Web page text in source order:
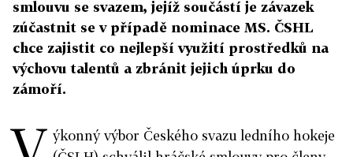
smlouvu se svazem, jejíž součástí je závazek
zúčastnit se v případě nominace MS. ČSHL
chce zajistit co nejlepší využití prostředků na
výchovu talentů a zbránit jejich úprku do
zámoří.
ýkonný výbor Českého svazu ledního hokeje